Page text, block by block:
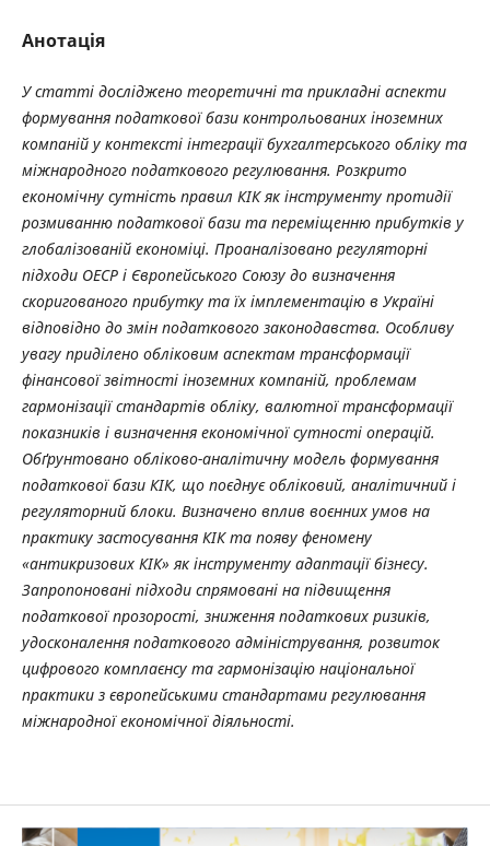
Анотація
У статті досліджено теоретичні та прикладні аспекти
формування податкової бази контрольованих іноземних
компаній у контексті інтеграції бухгалтерського обліку та
міжнародного податкового регулювання. Розкрито
економічну сутність правил КІК як інструменту протидії
розмиванню податкової бази та переміщенню прибутків у
глобалізованій економіці. Проаналізовано регуляторні
підходи OЕСРі Європейського Союзу до визначення
скоригованого прибутку та їх імплементацію в Україні
відповідно до змін податкового законодавства. Особливу
увагу приділено обліковим аспектам трансформації
фінансової звітності іноземних компаній, проблемам
гармонізації стандартів обліку, валютної трансформації
показників і визначення економічної сутності операцій.
Обґрунтовано обліково-аналітичну модель формування
податкової бази КІК, що поєднує обліковий, аналітичний і
регуляторний блоки. Визначено вплив воєнних умов на
практику застосування КІК та появу феномену
«антикризових КІК» як інструменту адаптації бізнесу.
Запропоновані підходи спрямовані на підвищення
податкової прозорості, зниження податкових ризиків,
удосконалення податкового адміністрування, розвиток
цифрового комплаєнсу та гармонізацію національної
практики з європейськими стандартами регулювання
міжнародної економічної діяльності.